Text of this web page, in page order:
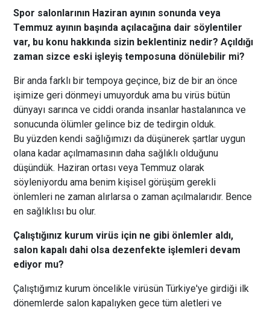
Spor salonlarının Haziran ayının sonunda veya
Temmuz ayının başında açılacağına dair söylentiler
var, bu konu hakkında sizin beklentiniz nedir? Açıldığı
zaman sizce eski işleyiş temposuna dönülebilir mi?
Bir anda farklı bir tempoya geçince, biz de bir an önce
işimize geri dönmeyi umuyorduk ama bu virüs bütün
dünyayı sarınca ve ciddi oranda insanlar hastalanınca ve
sonucunda ölümler gelince biz de tedirgin olduk.
Bu yüzden kendi sağlığımızı da düşünerek şartlar uygun
olana kadar açılmamasının daha sağlıklı olduğunu
düşündük. Haziran ortası veya Temmuz olarak
söyleniyordu ama benim kişisel görüşüm gerekli
önlemleri ne zaman alırlarsa o zaman açılmalarıdır. Bence
en sağlıklısı bu olur.
Çalıştığınız kurum virüs için ne gibi önlemler aldı,
salon kapalı dahi olsa dezenfekte işlemleri devam
ediyor mu?
Çalıştığımız kurum öncelikle virüsün Türkiye'ye girdiği ilk
dönemlerde salon kapalıyken gece tüm aletleri ve